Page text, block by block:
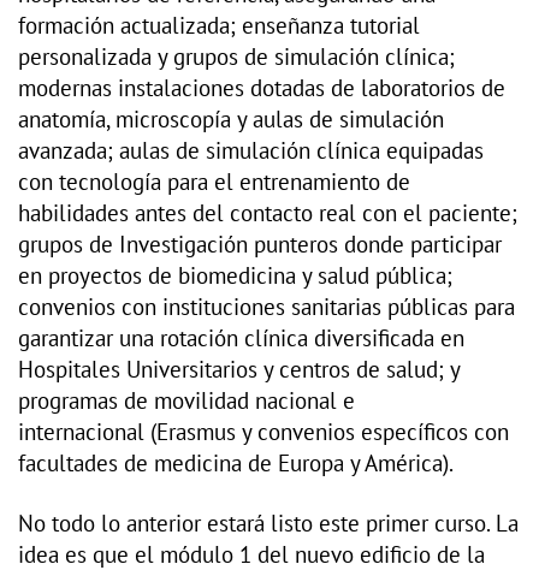
formación actualizada; enseñanza tutorial
personalizada y grupos de simulación clínica;
modernas instalaciones dotadas de laboratorios de
anatomía, microscopía y aulas de simulación
avanzada; aulas de simulación clínica equipadas
con tecnología para el entrenamiento de
habilidades antes del contacto real con el paciente;
grupos de Investigación punteros donde participar
en proyectos de biomedicina y salud pública;
convenios con instituciones sanitarias públicas para
garantizar una rotación clínica diversificada en
Hospitales Universitarios y centros de salud; y
programas de movilidad nacional e
internacional (Erasmus y convenios específicos con
facultades de medicina de Europa y América).
No todo lo anterior estará listo este primer curso. La
idea es que el módulo 1 del nuevo edificio de la